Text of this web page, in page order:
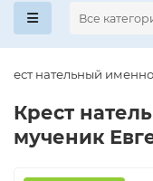
Все
нательный
Крест
мученик